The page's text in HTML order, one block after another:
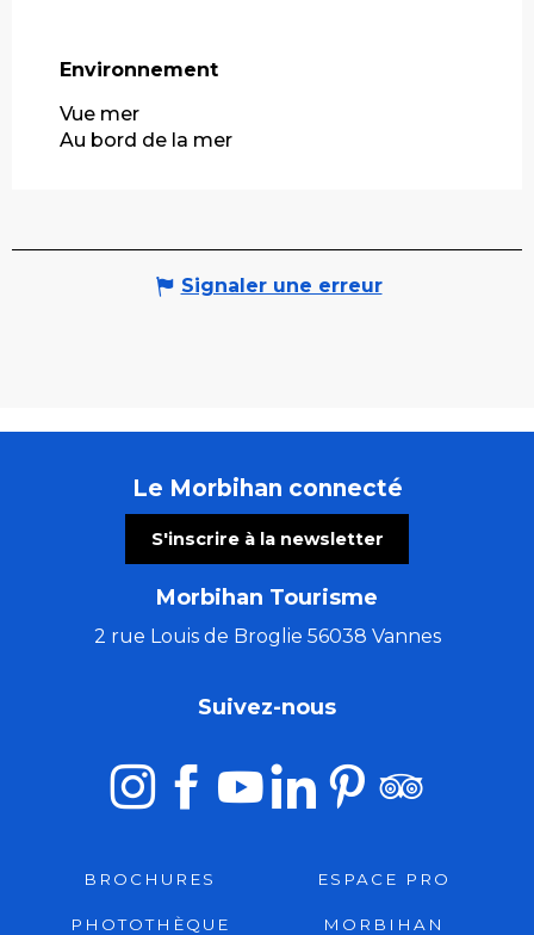
Environnement
Environnement
Vue mer
Au bord de la mer
Signaler une erreur
Le Morbihan connecté
S'inscrire à la newsletter
Morbihan Tourisme
2 rue Louis de Broglie 56038 Vannes
Suivez-nous
BROCHURES ESPACE PRO
PHOTOTHÈQUE
MORBIHAN